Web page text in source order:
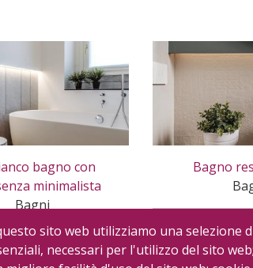
bagno con
minimalista
Bagni
Bagno
sito web utilizziamo una selezione
necessari per l'utilizzo del sito